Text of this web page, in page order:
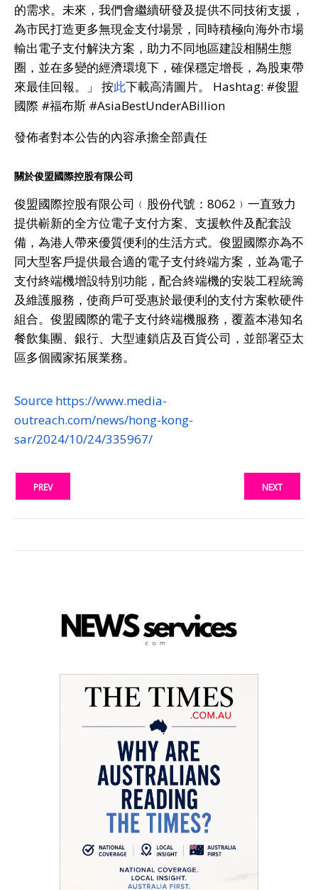
的需求。未來，我們會繼續研發及提供不同技術支援，
為市民打造更多無現金支付場景，同時積極向海外市場
輸出電子支付解決方案，助力不同地區建設相關生態
圈，並在多變的經濟環境下，確保穩定增長，為股東帶
來最佳回報。」 按此下載高清圖片。 Hashtag: #俊盟
國際 #福布斯 #AsiaBestUnderABillion
發佈者對本公告的內容承擔全部責任
關於俊盟國際控股有限公司
俊盟國際控股有限公司﹙股份代號：8062﹚一直致力
提供嶄新的全方位電子支付方案、支援軟件及配套設
備，為港人帶來優質便利的生活方式。俊盟國際亦為不
同大型客戶提供最合適的電子支付終端方案，並為電子
支付終端機增設特別功能，配合終端機的安裝工程統籌
及維護服務，使商戶可受惠於最便利的支付方案軟硬件
組合。俊盟國際的電子支付終端機服務，覆蓋本港知名
餐飲集團、銀行、大型連鎖店及百貨公司，並部署亞太
區多個國家拓展業務。
Source https://www.media-
outreach.com/news/hong-kong-
sar/2024/10/24/335967/
PREV NEXT